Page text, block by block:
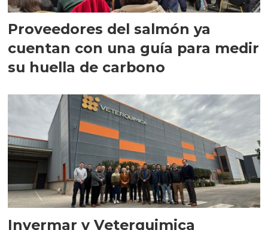
Proveedores del salmón ya
cuentan con una guía para medir
su huella de carbono
Invermar y Veterquimica